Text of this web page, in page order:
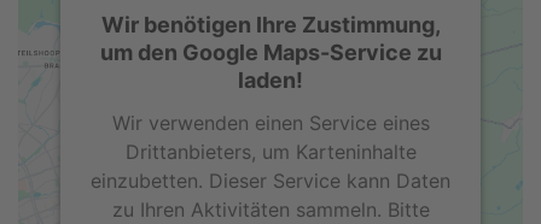
Wir benötigen Ihre Zustimmung,
um den Google Maps-Service zu
laden!
Wir verwenden einen Service eines
Drittanbieters, um Karteninhalte
einzubetten. Dieser Service kann Daten
zu Ihren Aktivitäten sammeln. Bitte